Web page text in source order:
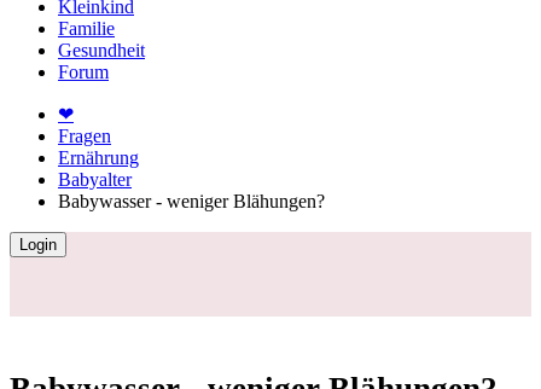
Kleinkind
Familie
Gesundheit
Forum
❤
Fragen
Ernährung
Babyalter
Babywasser - weniger Blähungen?
Login